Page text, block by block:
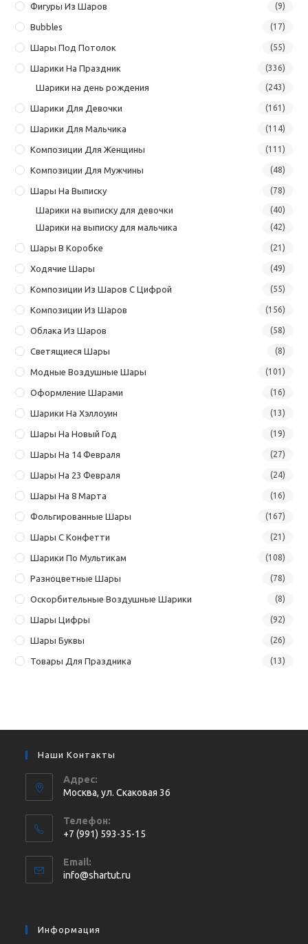
Фигуры Из Шаров (9)
Bubbles (17)
Шары Под Потолок (55)
Шарики На Праздник (336)
Шарики на день рождения (243)
Шарики Для Девочки (161)
Шарики Для Мальчика (114)
Композиции Для Женщины (111)
Композиции Для Мужчины (48)
Шары На Выписку (78)
Шарики на выписку для девочки (40)
Шарики на выписку для мальчика (42)
Шары В Коробке (21)
Ходячие Шары (49)
Композиции Из Шаров С Цифрой (55)
Композиции Из Шаров (156)
Облака Из Шаров (58)
Светящиеся Шары (8)
Модные Воздушные Шары (101)
Оформление Шарами (16)
Шарики На Хэллоуин (13)
Шары На Новый Год (19)
Шары На 14 Февраля (27)
Шары На 23 Февраля (24)
Шары На 8 Марта (16)
Фольгированные Шары (167)
Шары С Конфетти (21)
Шарики По Мультикам (108)
Разноцветные Шары (78)
Оскорбительные Воздушные Шарики (8)
Шары Цифры (92)
Шары Буквы (26)
Товары Для Праздника (13)
Наши Контакты
Адрес:
Москва, ул. Cкаковая 36
Телефон:
+7 (991) 593-35-15
в
вашем
Email:
info@shartut.ru
Информация